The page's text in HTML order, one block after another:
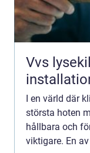
Vvs
I en värld där
största hoten
hållbara och
viktigare. En